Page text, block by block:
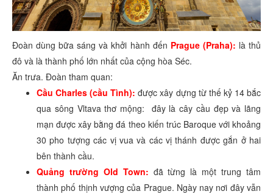
Đoàn dùng bữa sáng và khởi hành đến Prague (Praha): là thủ
đô và là thành phố lớn nhất của cộng hòa Séc.
Ăn trưa. Đoàn tham quan:
Cầu Charles (cầu Tình): được xây dựng từ thế kỷ 14 bắc
qua sông Vltava thơ mộng: đây là cây cầu đẹp và lãng
mạn được xây bằng đá theo kiến trúc Baroque với khoảng
30 pho tượng các vị vua và các vị thánh được gắn ở hai
bên thành cầu.
Quảng trường Old Town: đã từng là một trung tâm
thành phố thịnh vượng của Prague. Ngày nay nơi đây vẫn